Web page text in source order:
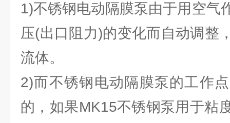
1)不锈钢电动隔膜泵由于用空气
压(出口阻力)的变化而自动调整
流体。
2)而不锈钢电动隔膜泵的工作
的，如果MK15不锈钢泵用于粘